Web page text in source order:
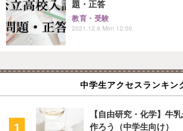
題・正答
教育・受験
2021.12.6 Mon 12:00
中学生アクセスランキン
【自由研究・化学】牛
作ろう（中学生向け）